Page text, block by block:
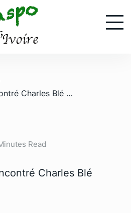
/ Patrice Kouté a rencontré Charles Blé Goudé
Read
Charles Blé